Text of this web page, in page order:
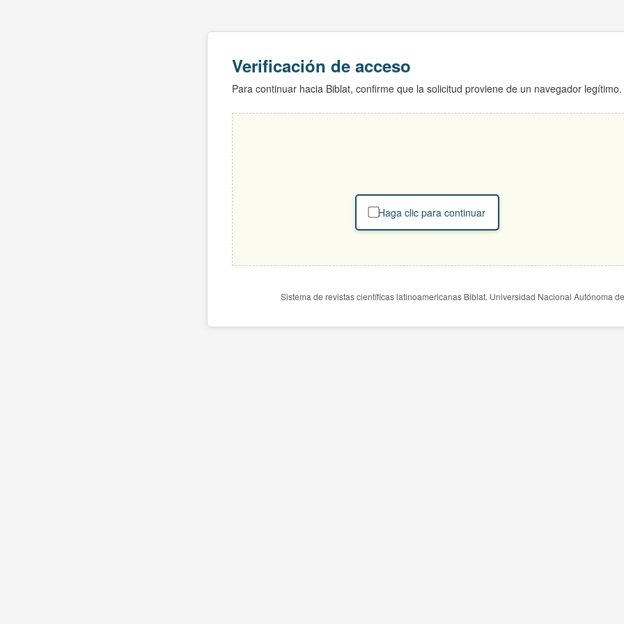
Verificación de acceso
Para continuar hacia Biblat, confirme que la solicitud proviene de un navegador legítimo.
Haga clic para continuar
Sistema de revistas científicas latinoamericanas Biblat. Universidad Nacional Autónoma